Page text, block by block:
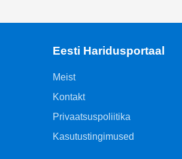
Eesti Haridusportaal
Meist
Kontakt
Privaatsuspoliitika
Kasutustingimused